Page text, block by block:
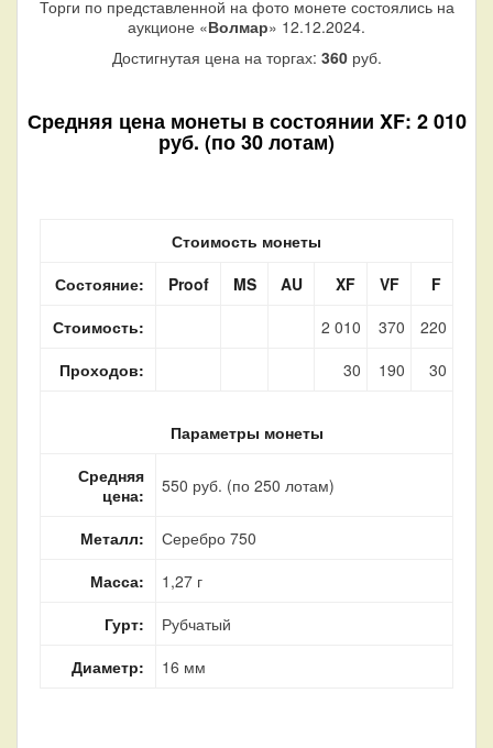
Торги по представленной на фото монете состоялись на
аукционе «Волмар» 12.12.2024.
Достигнутая цена на торгах: 360руб.
Средняя цена монеты в состоянии XF: 2 010
руб. (по 30 лотам)
Стоимость монеты
Состояние:
Proof MS AU XF VF
F
Стоимость:
2 010 370
220
Проходов:
30 190 30
Параметры монеты
Средняя
цена:
550 руб. (по 250 лотам)
Металл:
Серебро 750
Масса:
1,27 г
Гурт:
Рубчатый
Диаметр:
16 мм